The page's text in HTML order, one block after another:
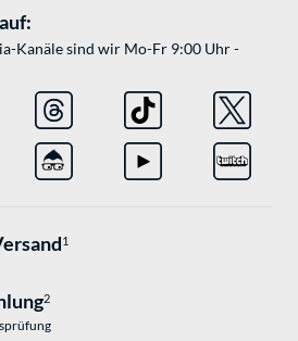
Kanäle sind wir Mo-Fr 9:00 Uhr -
1
2